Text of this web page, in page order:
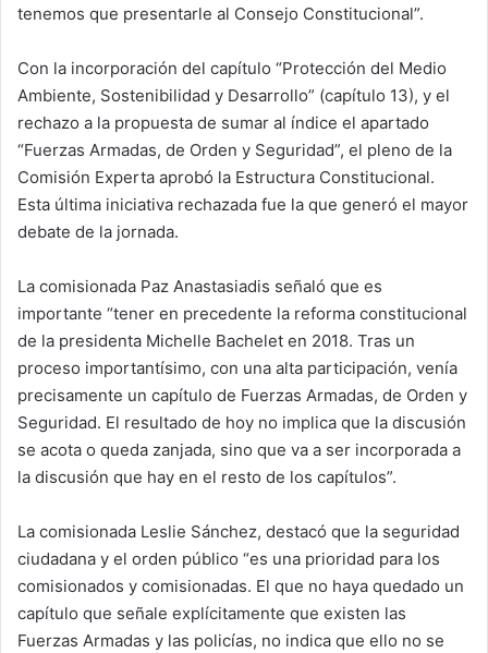
tenemos que presentarle al Consejo Constitucional”.
Con la incorporación del capítulo “Protección del Medio
Ambiente, Sostenibilidad y Desarrollo” (capítulo 13), y el
rechazo a la propuesta de sumar al índice el apartado
“Fuerzas Armadas, de Orden y Seguridad”, el pleno de la
Comisión Experta aprobó la Estructura Constitucional.
Esta última iniciativa rechazada fue la que generó el mayor
debate de la jornada.
La comisionada Paz Anastasiadis señaló que es
importante “tener en precedente la reforma constitucional
de la presidenta Michelle Bachelet en 2018. Tras un
proceso importantísimo, con una alta participación, venía
precisamente un capítulo de Fuerzas Armadas, de Orden y
Seguridad. El resultado de hoy no implica que la discusión
se acota o queda zanjada, sino que va a ser incorporada a
la discusión que hay en el resto de los capítulos”.
La comisionada Leslie Sánchez, destacó que la seguridad
ciudadana y el orden público “es una prioridad para los
comisionados y comisionadas. El que no haya quedado un
capítulo que señale explícitamente que existen las
Fuerzas Armadas y las policías, no indica que ello no se